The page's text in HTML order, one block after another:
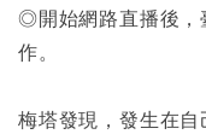
◎開始網路直播後，
作。
梅塔發現，發生在